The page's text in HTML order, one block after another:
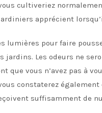
cultiveriez
apprécient
lumières pour faire
Les odeurs ne
que vous n’avez pas à
constaterez également
suffisamment de